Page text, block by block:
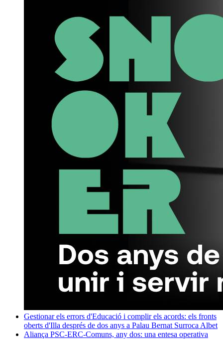
Gestionar els errors d'Educació i complir els acords: els fronts
oberts d'Illa després de dos anys a Palau Bernat Surroca Albet
Aliança PSC-ERC-Comuns, any dos: una entesa operativa